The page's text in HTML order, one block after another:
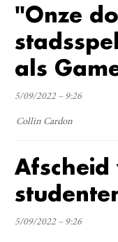
"Onze
als
5/09/2022 – 9:26
Collin Cardon
Afscheid
5/09/2022 – 9:26